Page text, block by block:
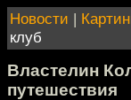
Новости |
клуб
Властелин
путешествия